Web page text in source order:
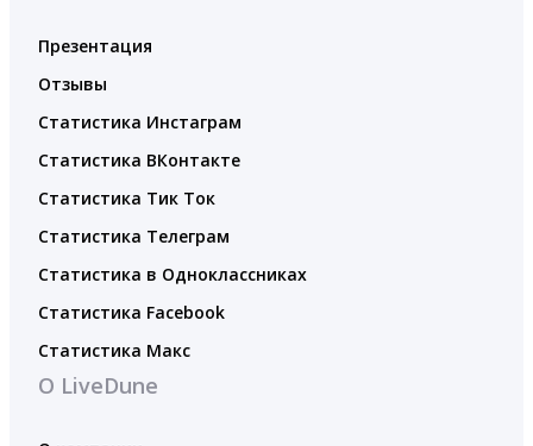
Презентация
Отзывы
Статистика Инстаграм
Статистика ВКонтакте
Статистика Тик Ток
Статистика Телеграм
Статистика в Одноклассниках
Статистика Facebook
Статистика Макс
О LiveDune